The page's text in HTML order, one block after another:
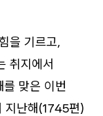
을 기르고,
취지에서
맞은 이번
지난해(1745편)